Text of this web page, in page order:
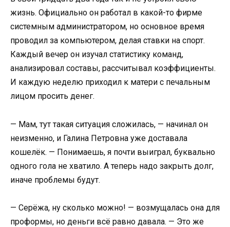
жизнь. Официально он работал в какой-то фирме
системным администратором, но основное время
проводил за компьютером, делая ставки на спорт.
Каждый вечер он изучал статистику команд,
анализировал составы, рассчитывал коэффициенты.
И каждую неделю приходил к матери с печальным
лицом просить денег.
— Мам, тут такая ситуация сложилась, — начинал он
неизменно, и Галина Петровна уже доставала
кошелёк. — Понимаешь, я почти выиграл, буквально
одного гола не хватило. А теперь надо закрыть долг,
иначе проблемы будут.
— Серёжа, ну сколько можно! — возмущалась она для
проформы, но деньги всё равно давала. — Это же